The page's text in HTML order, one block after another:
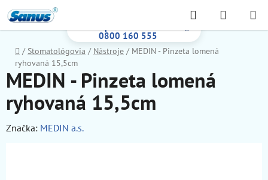
na
obsah
0800 160 555
Hľadať
KOŠÍK
Domov
/ Stomatológovia / Nástroje / MEDIN - Pinzeta lomená
ryhovaná 15,5cm
MEDIN - Pinzeta lomená
ryhovaná 15,5cm
Značka: MEDIN a.s.